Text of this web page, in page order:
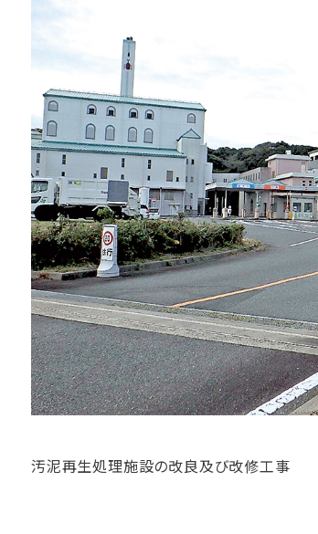
汚泥再生処理施設の改良及び改修工事